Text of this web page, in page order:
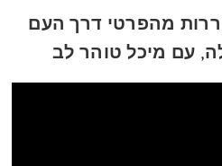
38: התעוררות מהפרטי דרך העם
עם מיכל טוהר לב